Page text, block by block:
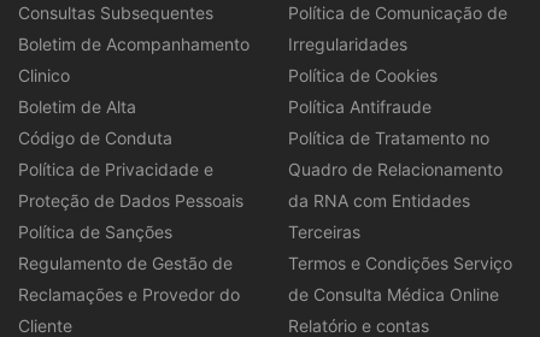
Consultas Subsequentes
Boletim de Acompanhamento
Clinico
Boletim de Alta
Código de Conduta
Política de Privacidade e
Proteção de Dados Pessoais
Política de Sanções
Regulamento de Gestão de
Reclamações e Provedor do
Cliente
Política de Comunicação de
Irregularidades
Política de Cookies
Política Antifraude
Política de Tratamento no
Quadro de Relacionamento
da RNA com Entidades
Terceiras
Termos e Condições Serviço
de Consulta Médica Online
Relatório e contas